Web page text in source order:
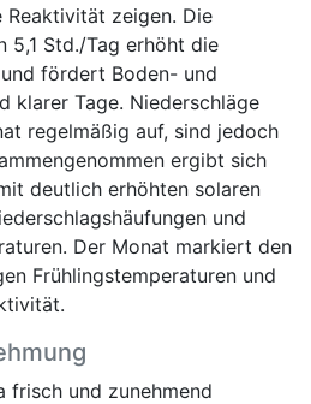
Reaktivität zeigen. Die
5,1 Std./Tag erhöht die
fördert Boden- und
klarer Tage. Niederschläge
regelmäßig auf, sind jedoch
ergibt sich
deutlich erhöhten solaren
und
Der Monat markiert den
Frühlingstemperaturen und
frisch und zunehmend